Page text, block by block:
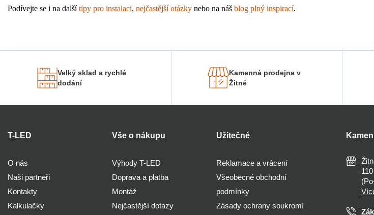
Podívejte se i na další tipy pro instalaci, nejčastější otázky nebo na náš blog plný inspirací.
Velký sklad a rychlé
dodání
Kamenná prodejna v
Žitné
T-LED
O nás
Naši partneři
Kontakty
Kalkulačky
Vše o nákupu
Výhody T-LED
Doprava a platba
Montáž
Nejčastější dotazy
Užitečné
Reklamace a vrácení
Všeobecné obchodní
podmínky
Zásady ochrany soukromí